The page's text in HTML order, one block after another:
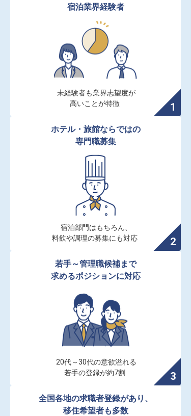
宿泊業界経験者
未経験者も業界志望度が
高いことが特徴
ホテル・旅館ならではの
専門職募集
宿泊部門はもちろん、
料飲や調理の募集にも対応
若手～管理職候補まで
求めるポジションに対応
20代～30代の意欲溢れる
若手の登録が約7割
全国各地の求職者登録があり、
移住希望者も多数